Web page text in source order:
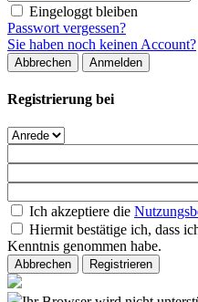
Eingeloggt bleiben
Passwort vergessen?
Sie haben noch keinen Account?
Abbrechen Anmelden
Registrierung bei
Ich akzeptiere die
Hiermit bestätige ich, dass
Kenntnis genommen habe.
Abbrechen Registrieren